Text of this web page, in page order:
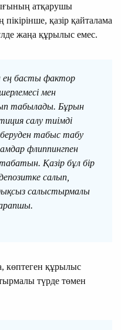
атқарушы
қазір қайталама
жаңа құрылыс емес.
ең басты фактор
мен
табылады. Бұрын
салу тиімді
табыс табу
флиппингпен
Қазір бұл бір
салып,
салыстырмалы
құрылыс
түрде төмен